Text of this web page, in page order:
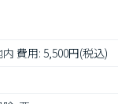
費用: 5,500円(税込)